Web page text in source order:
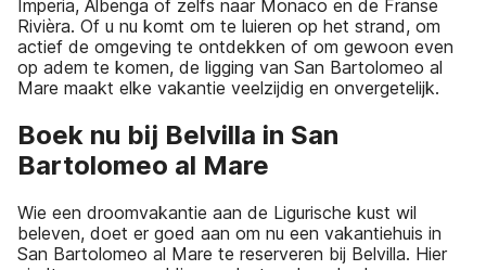
Imperia, Albenga of zelfs naar Monaco en de Franse
Rivièra. Of u nu komt om te luieren op het strand, om
actief de omgeving te ontdekken of om gewoon even
op adem te komen, de ligging van San Bartolomeo al
Mare maakt elke vakantie veelzijdig en onvergetelijk.
Boek nu bij Belvilla in San
Bartolomeo al Mare
Wie een droomvakantie aan de Ligurische kust wil
beleven, doet er goed aan om nu een vakantiehuis in
San Bartolomeo al Mare te reserveren bij Belvilla. Hier